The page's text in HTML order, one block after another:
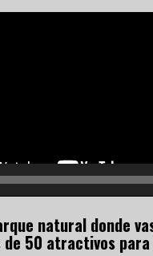
natural donde
de 50 atractivos